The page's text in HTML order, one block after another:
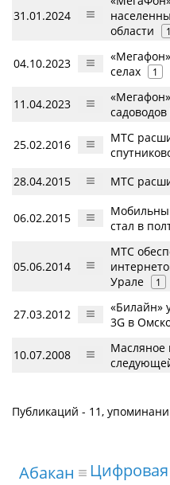
31.01.2024
области
1
04.10.2023
селах
1
11.04.2023
25.02.2016
МТС
28.04.2015 МТС
06.02.2015
стал в
05.06.2014
МТС
Урале
1
27.03.2012
«Билайн»
3G в
10.07.2008
Масляное
Публикаций - 11,
Абакан